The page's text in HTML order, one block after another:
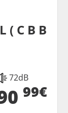
( C B B
72dB
99€